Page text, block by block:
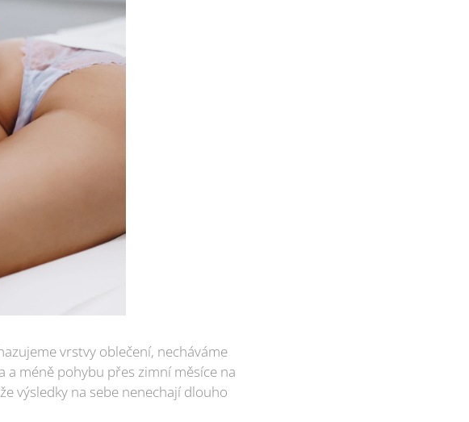
vrstvy oblečení, necháváme
méně pohybu přes zimní měsíce na
výsledky na sebe nenechají dlouho